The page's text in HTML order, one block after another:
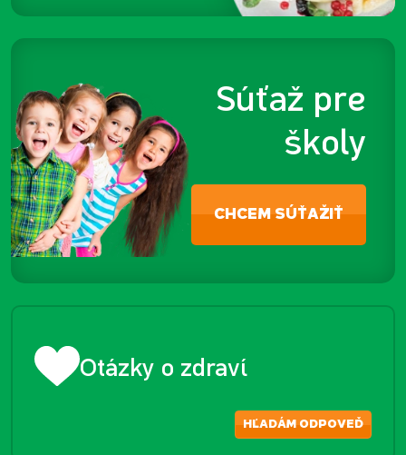
Súťaž pre
školy
CHCEM SÚŤAŽIŤ
Otázky o zdraví
HĽADÁM ODPOVEĎ